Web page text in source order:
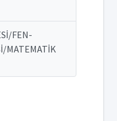
FEN-
MATEMATİK